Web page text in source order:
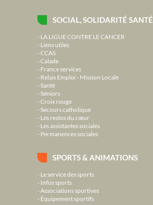
SOCIAL, SOLIDARITÉ SANTÉ
LA LIGUE CONTRE LE CANCER
Liens utiles
CCAS
Calade
France services
Relais Emploi - Mission Locale
Santé
Séniors
Croix rouge
Secours catholique
Les restos du cœur
Les assistantes sociales
Permanences sociales
SPORTS & ANIMATIONS
Le service des sports
Infos sports
Associations sportives
Équipement sportifs